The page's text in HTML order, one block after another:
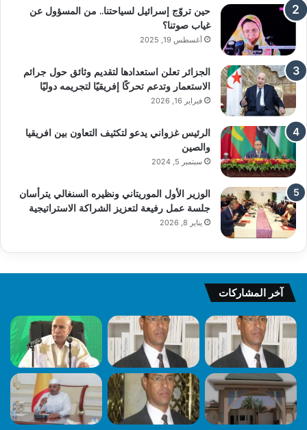
حين تروّج إسرائيل لسياحتنا.. من المسؤول عن
غياب صوتنا؟
أغسطس 19, 2025
الجزائر تعلن استعدادها لتقديم وثائق حول جرائم
الاستعمار وتدعم تحركًا إفريقيًا لتجريمه دوليًا
فبراير 16, 2026
الرئيس غزواني يدعو لتكثيف التعاون بين افريقيا
والصين
سبتمبر 5, 2024
الوزير الأول الموريتاني ونظيره السنغالي يترأسان
جلسة عمل رفيعة لتعزيز الشراكة الاستراتيجية
يناير 8, 2026
آخر المشاركات